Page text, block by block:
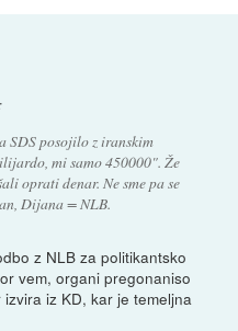
SDS posojilo z iranskim
mi samo 450000". Že
oprati denar. Ne sme pa se
Dijana = NLB.
z NLB za politikantsko
vem, organi pregonaniso
iz KD, kar je temeljna